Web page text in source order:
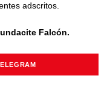
adscritos.
Falcón.